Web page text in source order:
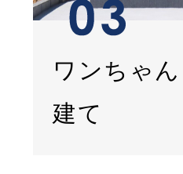
ワンちゃ
建て